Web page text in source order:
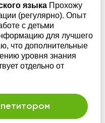
языка Прохожу
(регулярно). Опыт
с детьми
для лучшего
что дополнительные
уровня знания
отдельно от